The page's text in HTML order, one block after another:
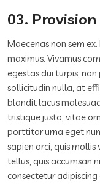
03.
Maecenas non sem
maximus. Vivamus
egestas dui turpis, non
sollicitudin nulla, at
blandit lacus
tristique justo, vitae
porttitor urna eget
sapien orci, quis
tellus, quis accumsan
consectetur adipiscing